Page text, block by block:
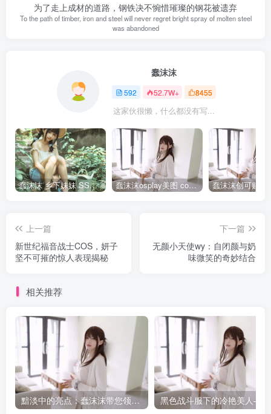
为了走上成材的道路，钢铁决不惋惜璀璨的钢花被遗弃
To the path of timber, iron and steel will never regret bright spray of molten steel
was abandoned
蠢沫沫
592 52.7W+ 8455
这家伙很懒，什么都没有写...
蠢沫沫 乡下妹妹 SSR级 [125P-1.24GB]全部作品点我下载 蠢沫沫osplay美图 cos写真套图合集
上一篇
新世纪福音战士COS，妍子
坚不可摧的惊人表现揭秘
下一篇
无颜小天使wy：自闭颜与奶
味微笑的奇妙结合
相关推荐
黯淡中的亮点：蠢沫沫带您领略烛灯下的艺术